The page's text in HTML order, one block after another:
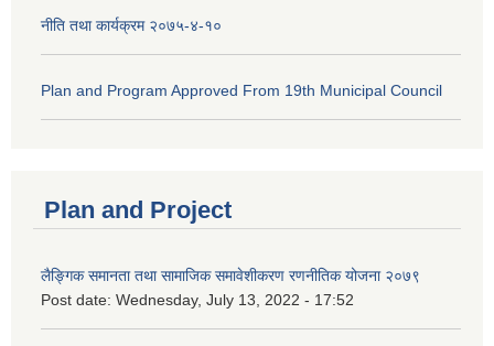
नीति तथा कार्यक्रम २०७५-४-१०
Plan and Program Approved From 19th Municipal Council
Plan and Project
लैङ्गिक समानता तथा सामाजिक समावेशीकरण रणनीतिक योजना २०७९
Post date: Wednesday, July 13, 2022 - 17:52